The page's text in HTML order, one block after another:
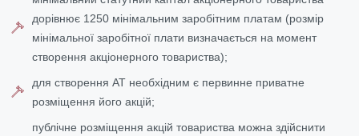
дорівнює 1250 мінімальним заробітним платам (розмір
мінімальної заробітної плати визначається на момент
створення акціонерного товариства);
для створення АТ необхідним є первинне приватне
розміщення його акцій;
публічне розміщення акцій товариства можна здійснити